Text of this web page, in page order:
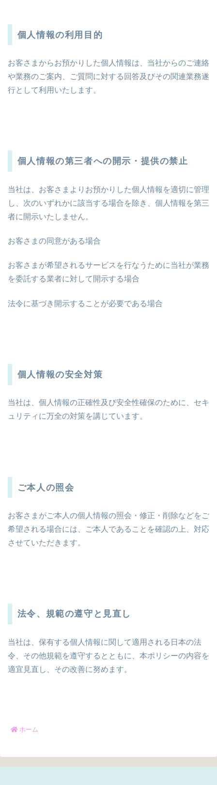
個人情報の利用目的
お客さまからお預かりした個人情報は、当社からのご連絡
や業務のご案内、ご質問に対する回答及びその関連業務遂
行として利用いたします。
個人情報の第三者への開示・提供の禁止
当社は、お客さまよりお預かりした個人情報を適切に管理
し、次のいずれかに該当する場合を除き、個人情報を第三
者に開示いたしません。
お客さまの同意がある場合
お客さまが希望されるサービスを行なうために当社が業務
を委託する業者に対して開示する場合
法令に基づき開示することが必要である場合
個人情報の安全対策
当社は、個人情報の正確性及び安全性確保のために、セキ
ュリティに万全の対策を講じています。
ご本人の照会
お客さまがご本人の個人情報の照会・修正・削除などをご
希望される場合には、ご本人であることを確認の上、対応
させていただきます。
法令、規範の遵守と見直し
当社は、保有する個人情報に関して適用される日本の法
令、その他規範を遵守するとともに、本ポリシーの内容を
適宜見直し、その改善に努めます。
ホーム